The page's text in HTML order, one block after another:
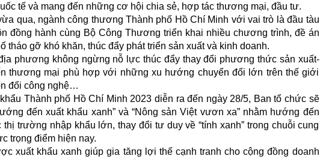
tế và mang đến những cơ hội chia sẻ, hợp tác thương mại, đầu tư.
qua, ngành công thương Thành phố Hồ Chí Minh với vai trò là đầu tàu
đồng hành cùng Bộ Công Thương triển khai nhiều chương trình, đề án
tháo gỡ khó khăn, thúc đẩy phát triển sản xuất và kinh doanh.
phương không ngừng nỗ lực thúc đẩy thay đổi phương thức sản xuất-
thương mại phù hợp với những xu hướng chuyển đổi lớn trên thế giới
đổi công nghệ…
Thành phố Hồ Chí Minh 2023 diễn ra đến ngày 28/5, Ban tổ chức sẽ
đến xuất khẩu xanh” và “Nông sản Việt vươn xa” nhằm hướng đến
trường nhập khẩu lớn, thay đổi tư duy về “tính xanh” trong chuỗi cung
trọng điểm hiện nay.
xuất khẩu xanh giúp gia tăng lợi thế cạnh tranh cho cộng đồng doanh